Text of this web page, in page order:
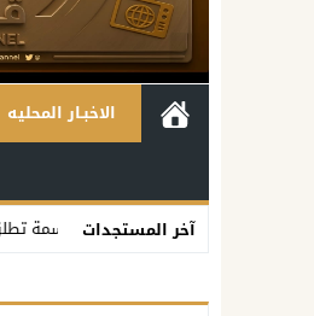
الاخبـار المحليه
آخر المستجدات
نسمة تطلق “ما عم بنساك”.. أغنية